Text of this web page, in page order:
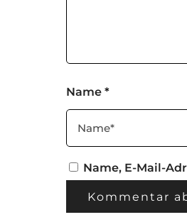
Name *
Name, E-Mail-